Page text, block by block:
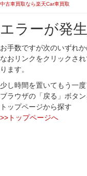
中古車買取なら楽天Car車買取
エラーが発
お手数ですが次のいずれ
なおリンクをクリックさ
ります。
少し時間を置いてもう一
ブラウザの「戻る」ボタ
トップページから探す
>>トップページへ